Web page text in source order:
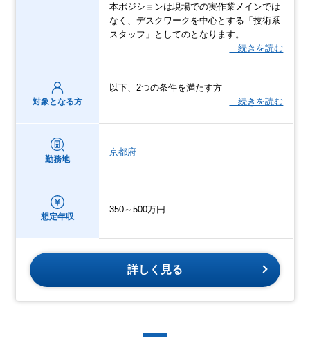
本ポジションは現場での実作業メインでは
なく、デスクワークを中心とする「技術系
スタッフ」としてのとなります。
…続きを読む
対象となる方
以下、2つの条件を満たす方
…続きを読む
勤務地
京都府
想定年収
350～500万円
詳しく見る